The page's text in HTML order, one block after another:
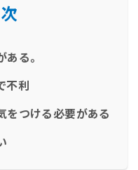
る。
不利
をつける必要がある